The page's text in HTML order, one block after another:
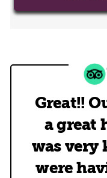
Great!!
a great
was very
were